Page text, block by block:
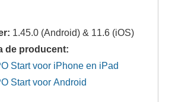
1.45.0 (Android) & 11.6 (iOS)
de producent:
Start voor iPhone en iPad
Start voor Android